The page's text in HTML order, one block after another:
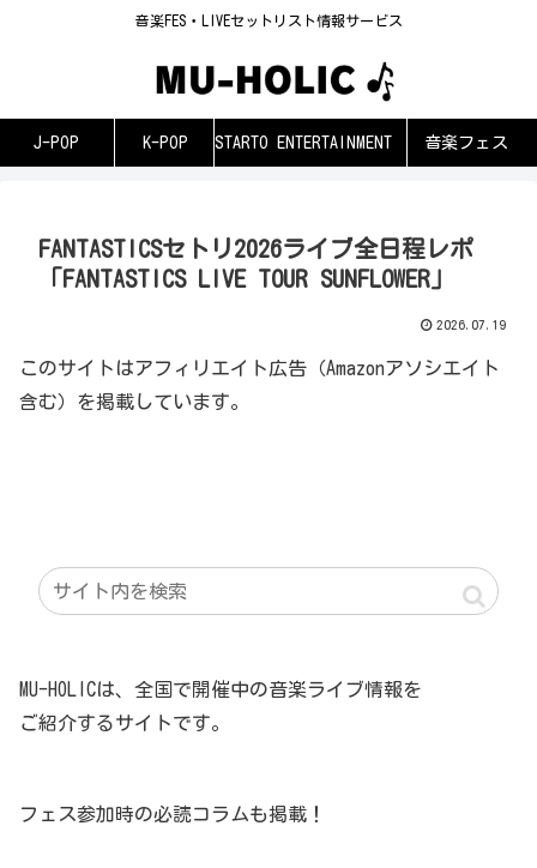
音楽FES・LIVEセットリスト情報サービス
J-POP K-POP STARTO ENTERTAINMENT 音楽フェス
FANTASTICSセトリ2026ライブ全日程レポ
「FANTASTICS LIVE TOUR SUNFLOWER」
2026.07.19
このサイトはアフィリエイト広告（Amazonアソシエイト
含む）を掲載しています。
MU-HOLICは、全国で開催中の音楽ライブ情報を
ご紹介するサイトです。
フェス参加時の必読コラムも掲載！